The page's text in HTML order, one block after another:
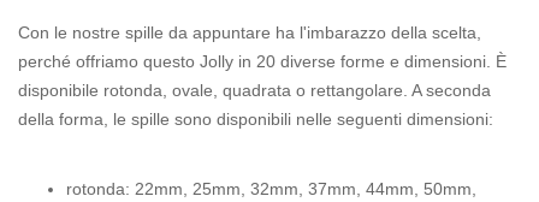
Con le nostre spille da appuntare ha l'imbarazzo della scelta,
perché offriamo questo Jolly in 20 diverse forme e dimensioni. È
disponibile rotonda, ovale, quadrata o rettangolare. A seconda
della forma, le spille sono disponibili nelle seguenti dimensioni:
rotonda: 22mm, 25mm, 32mm, 37mm, 44mm, 50mm,